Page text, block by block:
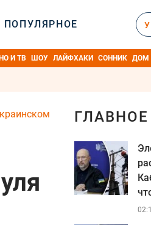
ПОПУЛЯРНОЕ
И ТВ ШОУ ЛАЙФХАКИ СОННИК ДОМ